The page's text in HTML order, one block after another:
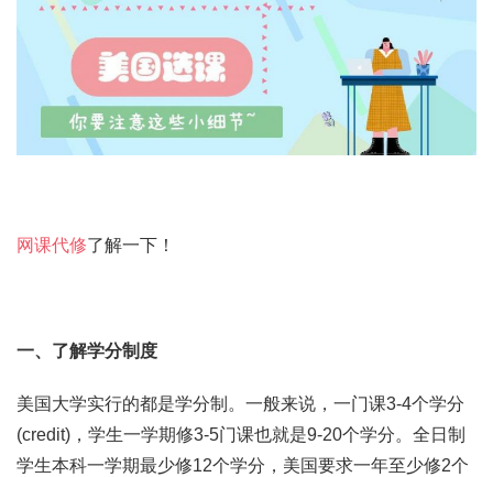
网课代修了解一下！
一、了解学分制度
美国大学实行的都是学分制。一般来说，一门课3-4个学分
(credit)，学生一学期修3-5门课也就是9-20个学分。全日制
学生本科一学期最少修12个学分，美国要求一年至少修2个